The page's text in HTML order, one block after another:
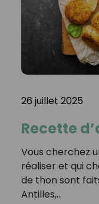
26 juillet 2025
Recette
Vous cherchez
réaliser et qui
de thon sont
Antilles,…